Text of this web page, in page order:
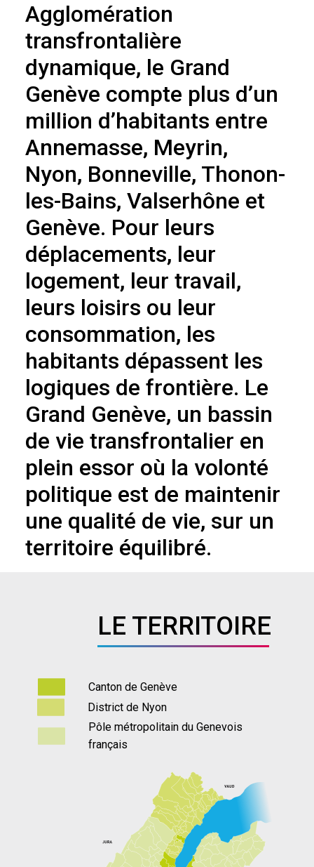
Agglomération
transfrontalière
dynamique, le Grand
Genève compte plus d’un
million d’habitants entre
Annemasse, Meyrin,
Nyon, Bonneville, Thonon-
les-Bains, Valserhône et
Genève. Pour leurs
déplacements, leur
logement, leur travail,
leurs loisirs ou leur
consommation, les
habitants dépassent les
logiques de frontière. Le
Grand Genève, un bassin
de vie transfrontalier en
plein essor où la volonté
politique est de maintenir
une qualité de vie, sur un
territoire équilibré.
LE TERRITOIRE
Canton de Genève
District de Nyon
Pôle métropolitain du Genevois
français